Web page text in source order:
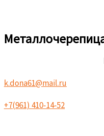
k.dona61@mail.ru
+7(961) 410-14-52